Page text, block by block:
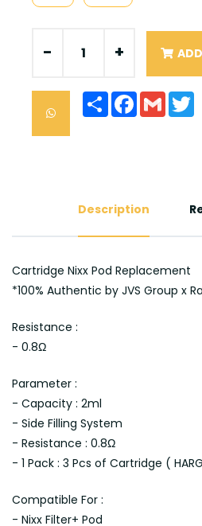
- +
Share Facebook
Gmail
Description
Cartridge Nixx Pod Replacement
*100% Authentic by JVS Group x
Resistance :
- 0.8Ω
Parameter :
- Capacity : 2ml
- Side Filling System
- Resistance : 0.8Ω
- 1 Pack : 3 Pcs of Cartridge (
Compatible For :
- Nixx Filter+ Pod